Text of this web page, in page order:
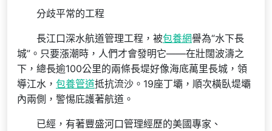
分歧平常的工程
長江口深水航道管理工程，被包養網譽為“水下長
城”。只要漲潮時，人們才會發明它——在壯闊波濤之
下，總長逾100公里的兩條長堤好像海底萬里長城，領
導江水， 包養管道抵抗流沙。19座丁壩，順次橫臥堤壩
內兩側，警惕庇護著航道。
已經，有著豐盛河口管理經歷的美國專家、